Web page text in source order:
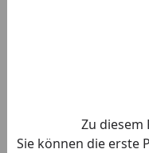
Zu
Sie können die erste